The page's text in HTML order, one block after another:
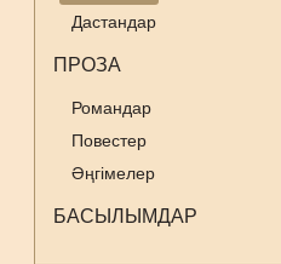
Дастандар
ПРОЗА
Романдар
Повестер
Әңгімелер
БАСЫЛЫМДАР